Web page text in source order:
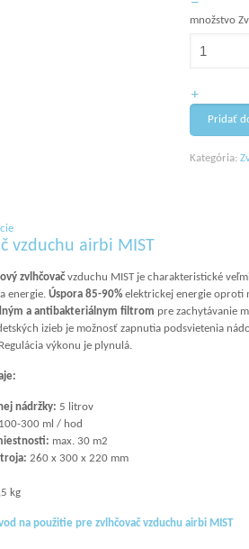
množstvo
Pridať
Kategória:
vzduchu airbi MIST
zvlhčovač vzduchu MIST je charakteristické
energie.Úspora 85-90% elektrickej energie oproti
a antibakteriálnym filtrom pre zachytávanie
izieb je možnosť zapnutia podsvietenia
výkonu je plynulá.
nádržky: 5 litrov
100-300 ml / hod
max. 30 m2
260 x 300 x 220 mm
kg
na použitie pre zvlhčovač vzduchu airbi MIST